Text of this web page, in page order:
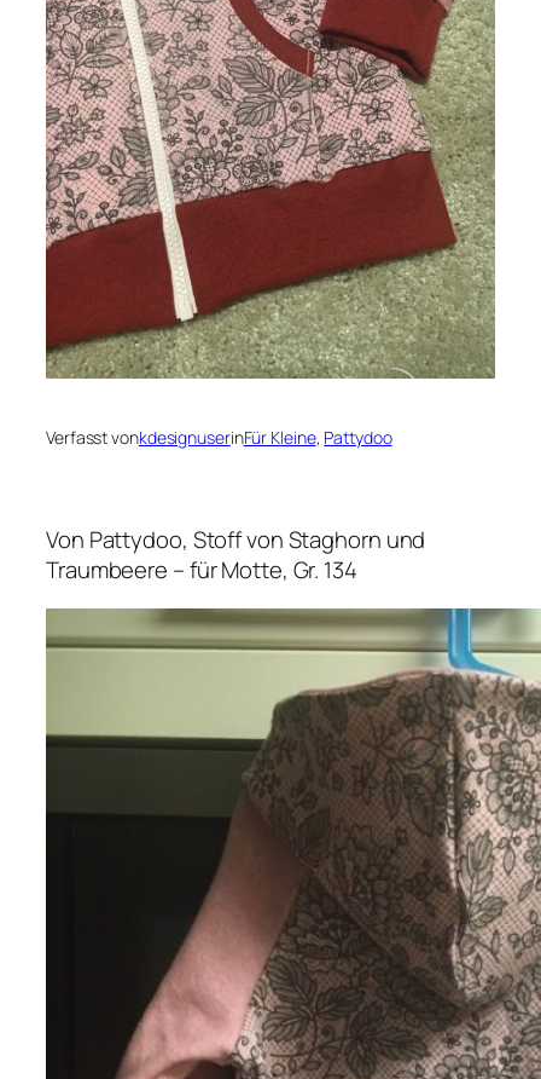
Verfasst vonkdesignuserinFür Kleine, Pattydoo
Von Pattydoo, Stoff von Staghorn und
Traumbeere – für Motte, Gr. 134